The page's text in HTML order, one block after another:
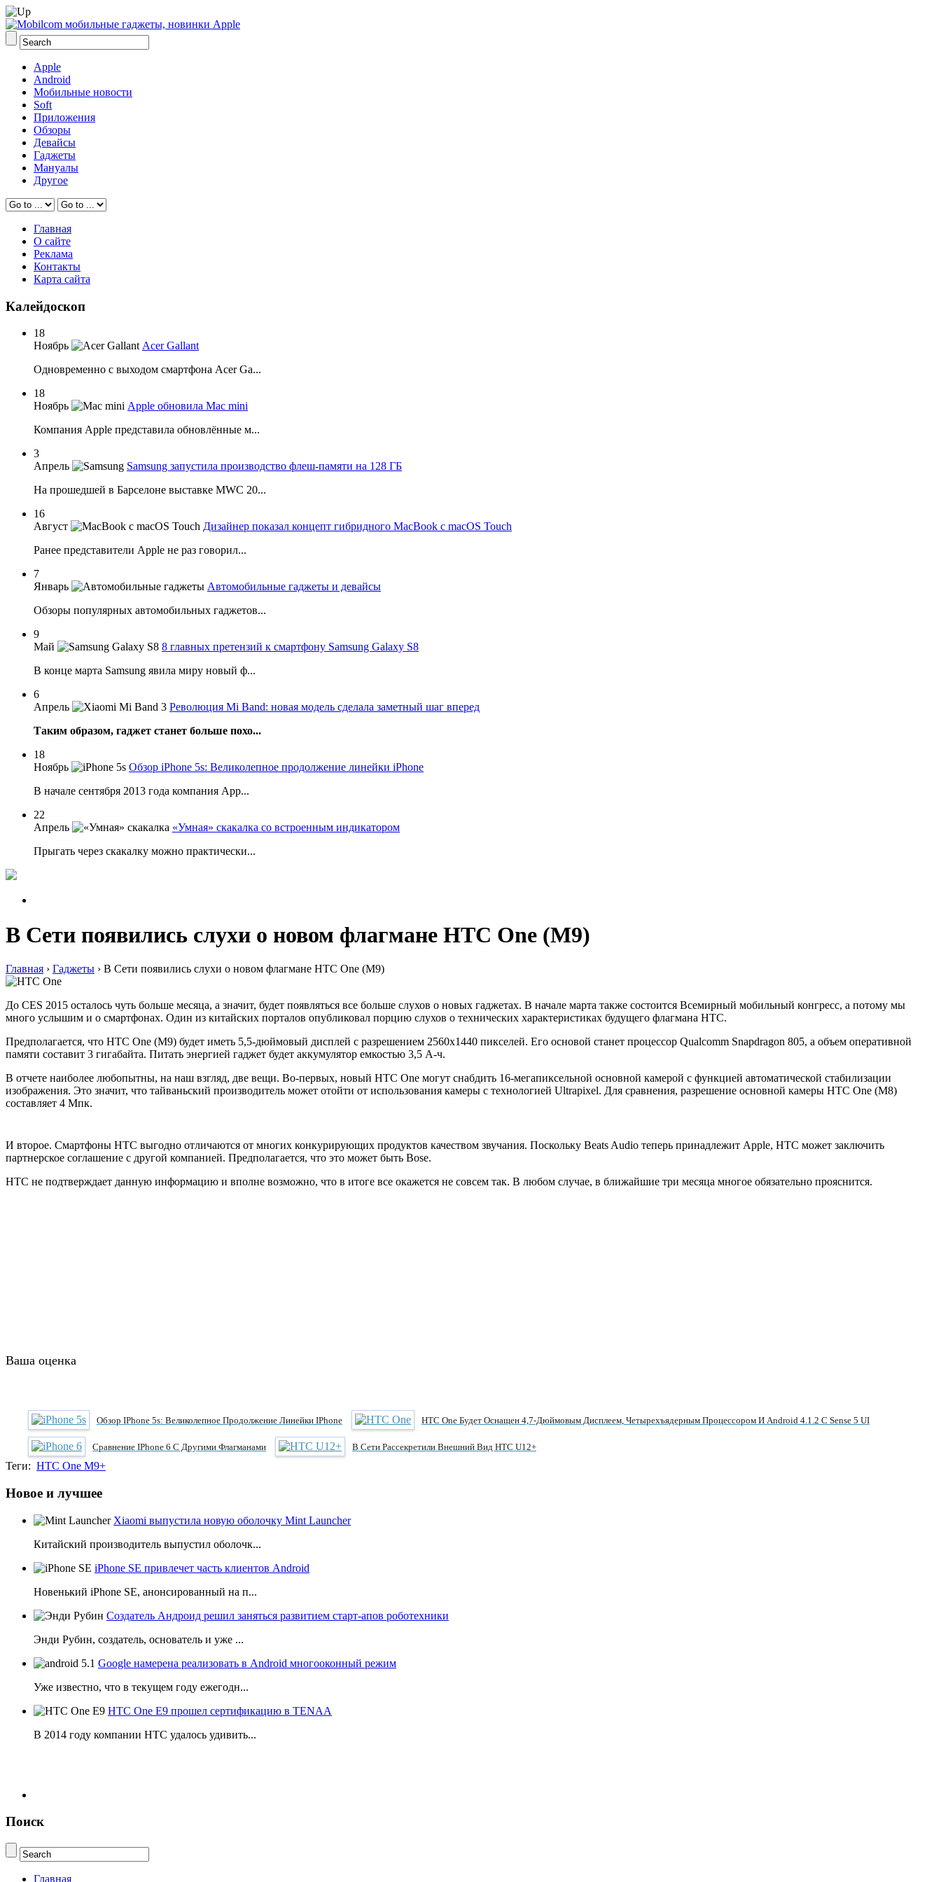
Apple
Android
Мобильные новости
Soft
Приложения
Обзоры
Девайсы
Гаджеты
Мануалы
Другое
Главная
О сайте
Реклама
Контакты
Карта сайта
Калейдоскоп
18
Ноябрь
Acer Gallant
Одновременно с выходом смартфона Acer Ga...
18
Ноябрь
Apple обновила Mac mini
Компания Apple представила обновлённые м...
3
Апрель
Samsung запустила производство флеш-памяти на 128 ГБ
На прошедшей в Барселоне выставке MWC 20...
16
Август
Дизайнер показал концепт гибридного MacBook с macOS Touch
Ранее представители Apple не раз говорил...
7
Январь
Автомобильные гаджеты и девайсы
Обзоры популярных автомобильных гаджетов...
9
Май
8 главных претензий к смартфону Samsung Galaxy S8
В конце марта Samsung явила миру новый ф...
6
Апрель
Революция Mi Band: новая модель сделала заметный шаг вперед
Таким образом, гаджет станет больше похо...
18
Ноябрь
Обзор iPhone 5s: Великолепное продолжение линейки iPhone
В начале сентября 2013 года компания App...
22
Апрель
«Умная» скакалка со встроенным индикатором
Прыгать через скакалку можно практически...
В Сети появились слухи о новом флагмане HTC One (M9)
Главная › Гаджеты › В Сети появились слухи о новом флагмане HTC One (M9)
До CES 2015 осталось чуть больше месяца, а значит, будет появляться все больше слухов о новых гаджетах. В начале марта также состоится Всемирный мобильный конгресс, а потому мы
много услышим и о смартфонах. Один из китайских порталов опубликовал порцию слухов о технических характеристиках будущего флагмана HTC.
Предполагается, что HTC One (M9) будет иметь 5,5-дюймовый дисплей с разрешением 2560х1440 пикселей. Его основой станет процессор Qualcomm Snapdragon 805, а объем оперативной
памяти составит 3 гигабайта. Питать энергией гаджет будет аккумулятор емкостью 3,5 А-ч.
В отчете наиболее любопытны, на наш взгляд, две вещи. Во-первых, новый НТС One могут снабдить 16-мегапиксельной основной камерой с функцией автоматической стабилизации
изображения. Это значит, что тайваньский производитель может отойти от использования камеры с технологией Ultrapixel. Для сравнения, разрешение основной камеры HTC One (M8)
составляет 4 Мпк.
И второе. Смартфоны HTC выгодно отличаются от многих конкурирующих продуктов качеством звучания. Поскольку Beats Audio теперь принадлежит Apple, HTC может заключить
партнерское соглашение с другой компанией. Предполагается, что это может быть Bose.
HTC не подтверждает данную информацию и вполне возможно, что в итоге все окажется не совсем так. В любом случае, в ближайшие три месяца многое обязательно прояснится.
Ваша оценка
Обзор IPhone 5s: Великолепное Продолжение Линейки IPhone HTC One Будет Оснащен 4,7-Дюймовым Дисплеем, Четырехъядерным Процессором И Android 4.1.2 С Sense 5 UI
Сравнение IPhone 6 C Другими Флагманами В Сети Рассекретили Внешний Вид HTC U12+
Теги: HTC One M9+
Новое и лучшее
Xiaomi выпустила новую оболочку Mint Launcher
Китайский производитель выпустил оболочк...
iPhone SE привлечет часть клиентов Android
Новенький iPhone SE, анонсированный на п...
Создатель Андроид решил заняться развитием старт-апов роботехники
Энди Рубин, создатель, основатель и уже ...
Google намерена реализовать в Android многооконный режим
Уже известно, что в текущем году ежегодн...
HTC One E9 прошел сертификацию в TENAA
В 2014 году компании НТС удалось удивить...
Поиск
Главная